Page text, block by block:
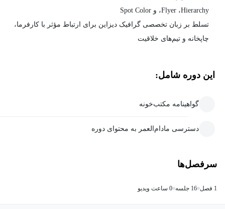
،Flyer ،Hierarchy و Spot Color
تسلط بر زبان تخصصی گرافیک دیزاین برای ارتباط مؤثر با کارفرما،
چاپخانه‌ و تیم‌های خلاقیت
این دوره شامل:
گواهینامه مکتب‌خونه
دسترسی مادام‌العمر به محتوای دوره
سرفصل‌ها
1 فصل 16 جلسه 0 ساعت ویدیو